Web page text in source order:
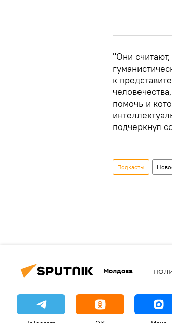
"Они
к
помочь и
подчеркнул
Подкасты
Молдова